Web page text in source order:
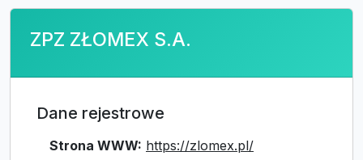
ZPZ ZŁOMEX S.A.
Dane rejestrowe
Strona WWW: https://zlomex.pl/